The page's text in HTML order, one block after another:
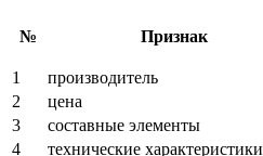
№ Признак
1
производитель
2
цена
3
составные элементы
4
технические характеристики